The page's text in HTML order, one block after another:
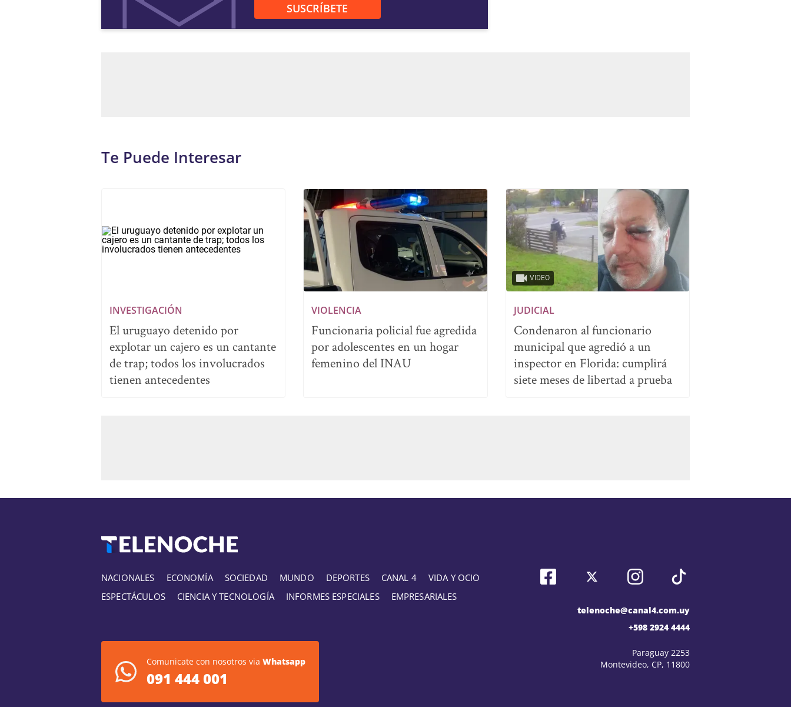
SUSCRÍBETE
Te Puede Interesar
INVESTIGACIÓN
El uruguayo detenido por
explotar un cajero es un cantante
de trap; todos los involucrados
tienen antecedentes
VIOLENCIA
Funcionaria policial fue agredida
por adolescentes en un hogar
femenino del INAU
VIDEO
JUDICIAL
Condenaron al funcionario
municipal que agredió a un
inspector en Florida: cumplirá
siete meses de libertad a prueba
NACIONALES ECONOMÍA SOCIEDAD MUNDO DEPORTES CANAL 4
VIDA Y OCIO
ESPECTÁCULOS
CIENCIA Y TECNOLOGÍA INFORMES ESPECIALES EMPRESARIALES
Comunicate con nosotros via Whatsapp
091 444 001
telenoche@canal4.com.uy
+598 2924 4444
Paraguay 2253
Montevideo, CP, 11800